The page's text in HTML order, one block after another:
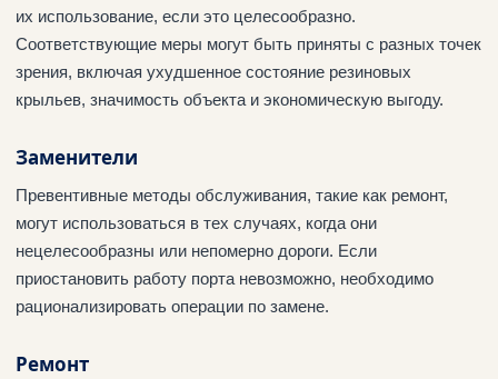
их использование, если это целесообразно.
Соответствующие меры могут быть приняты с разных точек
зрения, включая ухудшенное состояние резиновых
крыльев, значимость объекта и экономическую выгоду.
Заменители
Превентивные методы обслуживания, такие как ремонт,
могут использоваться в тех случаях, когда они
нецелесообразны или непомерно дороги. Если
приостановить работу порта невозможно, необходимо
рационализировать операции по замене.
Ремонт